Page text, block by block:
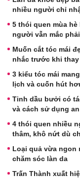
nhiều người chỉ
5 thói quen mùa
người vẫn mắc
Muốn cắt tóc mái
nhắc trước khi
3 kiểu tóc mái
lịch và cuốn hút
Tinh dầu bưởi có
và cách sử dụng
4 thói quen nhiều
thâm, khô nứt dù
Loại quả vừa ngon
chăm sóc làn da
Trấn Thành xuất